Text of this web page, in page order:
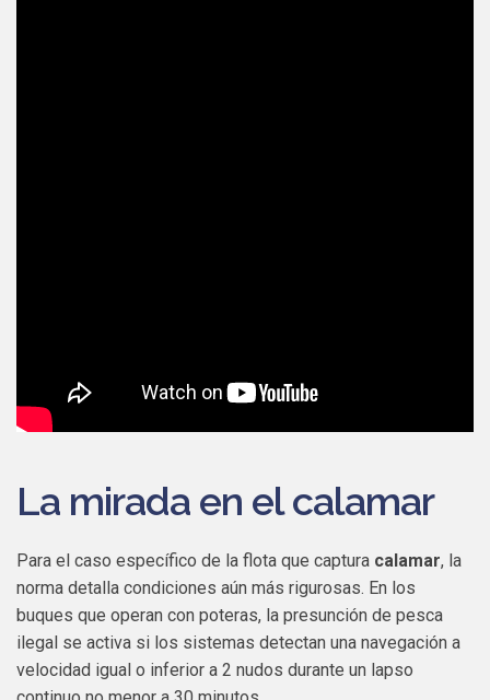
La mirada en el calamar
Para el caso específico de la flota que captura calamar, la
norma detalla condiciones aún más rigurosas. En los
buques que operan con poteras, la presunción de pesca
ilegal se activa si los sistemas detectan una navegación a
velocidad igual o inferior a 2 nudos durante un lapso